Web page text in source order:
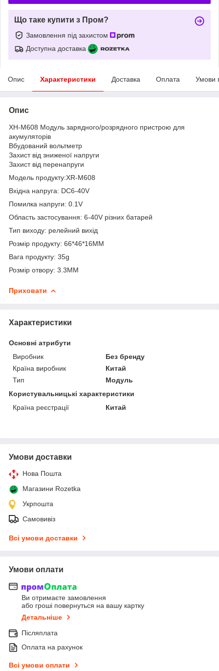
Що таке купити з Пром?
Замовлення під захистом
Доступна доставка
Опис Характеристики Доставка Оплата Умови
Опис
XH-M608 Модуль зарядного/розрядного пристрою для
акумуляторів
Вбудований вольтметр
Захист від зниженої напруги
Захист від перенапруги
Модель продукту:XR-M608
Вхідна напруга: DC6-40V
Помилка напруги: 0.1V
Область застосування: 6-40V різних батарей
Тип виходу: релейний вихід
Розмір продукту: 66*46*16MM
Вага продукту: 35g
Розмір отвору: 3.3MM
Приховати
Характеристики
Основні атрибути
Виробник
Без бренду
Країна виробник
Китай
Тип
Модуль
Користувальницькі характеристики
Країна реєстрації
Китай
Умови доставки
Нова Пошта
Магазини Rozetka
Укрпошта
Самовивіз
Всі умови доставки
Умови оплати
Ви отримаєте замовлення
або гроші повернуться на вашу картку
Детальніше
Післяплата
Оплата на рахунок
Всі умови оплати